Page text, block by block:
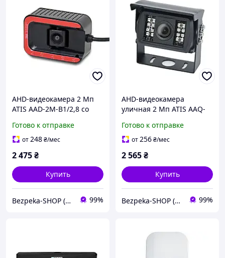
AHD-видеокамера 2 Мп
ATIS AAD-2M-B1/2,8 со
для системы
видеонаблюдения в
Готово к отправке
от248₴/мес
2 475₴
Купить
Bezpeka-SHOP (Гипермаркет по БЕЗОПАСНОСТИ) 99%
AHD-видеокамера
уличная 2 Мп ATIS AAQ-
встроенным микрофоном
для системы
автомобиле
Готово к отправке
от256₴/мес
2 565₴
Купить
Bezpeka-SHOP (Гипермаркет по БЕЗОПАСНОСТИ) 99%